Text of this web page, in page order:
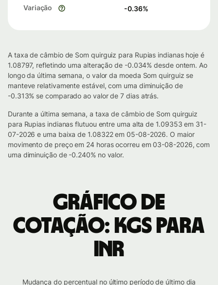
Variação -0.36%
A taxa de câmbio de Som quirguiz para Rupias indianas hoje é
1.08797, refletindo uma alteração de -0.034% desde ontem. Ao
longo da última semana, o valor da moeda Som quirguiz se
manteve relativamente estável, com uma diminuição de
-0.313% se comparado ao valor de 7 dias atrás.
Durante a última semana, a taxa de câmbio de Som quirguiz
para Rupias indianas flutuou entre uma alta de 1.09353 em 31-
07-2026 e uma baixa de 1.08322 em 05-08-2026. O maior
movimento de preço em 24 horas ocorreu em 03-08-2026, com
uma diminuição de -0.240% no valor.
Gráfico de
cotação: KGS para
INR
Mudança do percentual no último período de último dia